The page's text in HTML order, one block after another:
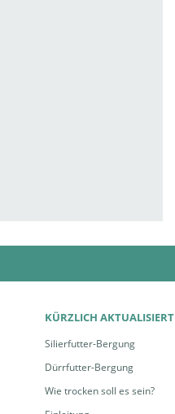
KÜRZLICH AKTUALISIERT
Silierfutter-Bergung
Dürrfutter-Bergung
Wie trocken soll es sein?